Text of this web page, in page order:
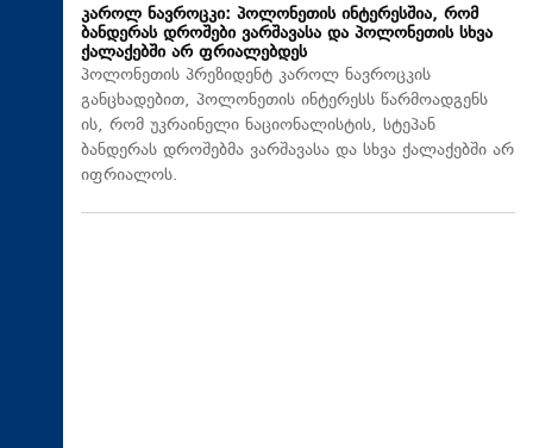
კაროლ ნავროცკი: პოლონეთის ინტერესშია, რომ
ბანდერას დროშები ვარშავასა და პოლონეთის სხვა
ქალაქებში არ ფრიალებდეს
პოლონეთის პრეზიდენტ კაროლ ნავროცკის
განცხადებით, პოლონეთის ინტერესს წარმოადგენს
ის, რომ უკრაინელი ნაციონალისტის, სტეპან
ბანდერას დროშებმა ვარშავასა და სხვა ქალაქებში არ
იფრიალოს.